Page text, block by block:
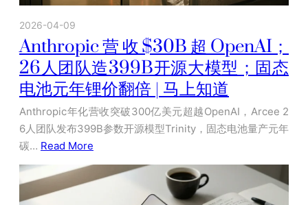
2026-04-09
Anthropic营收$30B超OpenAI；
26人团队造399B开源大模型；固态
电池元年锂价翻倍 | 马上知道
Anthropic年化营收突破300亿美元超越OpenAI，Arcee 2
6人团队发布399B参数开源模型Trinity，固态电池量产元年
碳… Read More